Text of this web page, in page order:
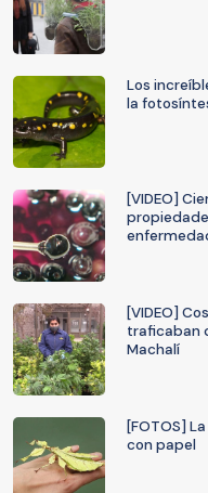
Los
la
[VIDEO]
[VIDEO]
traficaban
Machalí
[FOTOS]
con papel